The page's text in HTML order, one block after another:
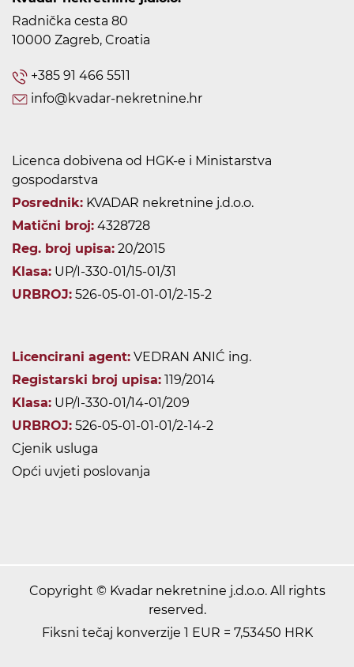
Radnička cesta 80
10000 Zagreb, Croatia
+385 91 466 5511
info@kvadar-nekretnine.hr
Licenca dobivena od HGK-e i Ministarstva
gospodarstva
Posrednik: KVADAR nekretnine j.d.o.o.
Matični broj: 4328728
Reg. broj upisa: 20/2015
Klasa: UP/I-330-01/15-01/31
URBROJ: 526-05-01-01-01/2-15-2
Licencirani agent: VEDRAN ANIĆ ing.
Registarski broj upisa: 119/2014
Klasa: UP/I-330-01/14-01/209
URBROJ: 526-05-01-01-01/2-14-2
Cjenik usluga
Opći uvjeti poslovanja
Copyright © Kvadar nekretnine j.d.o.o. All rights
reserved.
Fiksni tečaj konverzije 1 EUR = 7,53450 HRK